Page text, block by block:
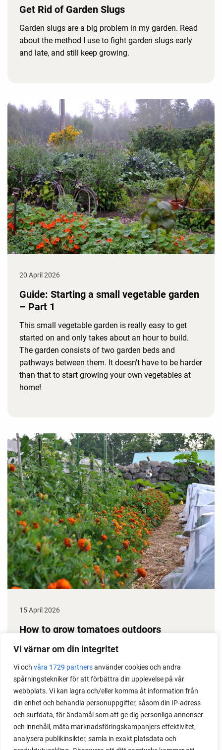
Vi värnar om din integritet
Vi och våra 1729 partnersanvänder cookies och andra
spårningstekniker för att förbättra din upplevelse på vår
webbplats. Vi kan lagra och/eller komma åt information från
din enhet och behandla personuppgifter, såsom din IP-adress
och surfdata, för ändamål som att ge dig personliga annonser
och innehåll, mäta marknadsföringskampanjers effektivitet,
analysera publikinsikter, samla in exakt platsdata och
Get Rid of Garden Slugs
Garden slugs are a big problem in my garden. Read
about the method I use to fight garden slugs early
and late, and still keep growing.
20 April 2026
Guide: Starting a small vegetable garden
– Part 1
This small vegetable garden is really easy to get
started on and only takes about an hour to build.
The garden consists of two garden beds and
pathways between them. It doesn't have to be harder
than that to start growing your own vegetables at
home!
15 April 2026
How to grow tomatoes outdoors
Do you need a greenhouse to grow tomatoes? This
readers. I grow tomatoes outdoors without any
issues. Why not give it a try?